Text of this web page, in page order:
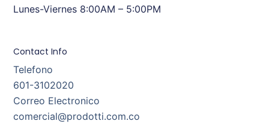
Lunes-Viernes 8:00AM – 5:00PM
Contact Info
Telefono
601-3102020
Correo Electronico
comercial@prodotti.com.co